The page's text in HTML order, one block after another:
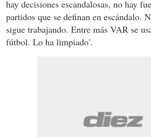
hay decisiones escandalosas, no hay
partidos que se definan en escándalo.
sigue trabajando. Entre más VAR se
fútbol. Lo ha limpiado'.